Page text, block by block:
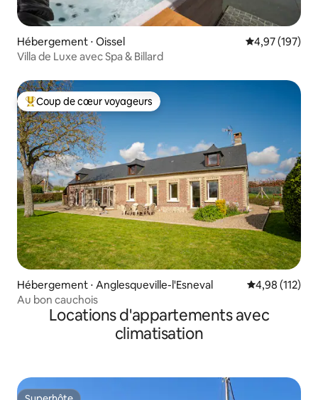
Hébergement ⋅ Oissel Évaluation
4,97 (197)
Villa de Luxe avec Spa & Billard
Coups de cœur voyageurs les plus appréciés
Coup de cœur voyageurs
Hébergement ⋅ Anglesqueville-l'Esneval Évaluation
4,98 (112)
Au bon cauchois
Locations d'appartements avec
climatisation